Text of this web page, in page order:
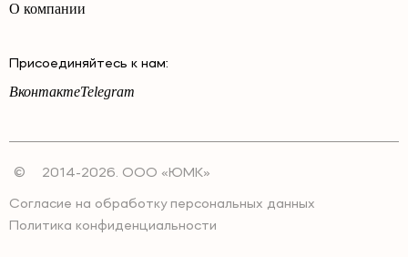
О компании
Присоединяйтесь к нам:
ВконтактеTelegram
© 2014-2026. ООО «ЮМК»
Согласие на обработку персональных данных
Политика конфиденциальности